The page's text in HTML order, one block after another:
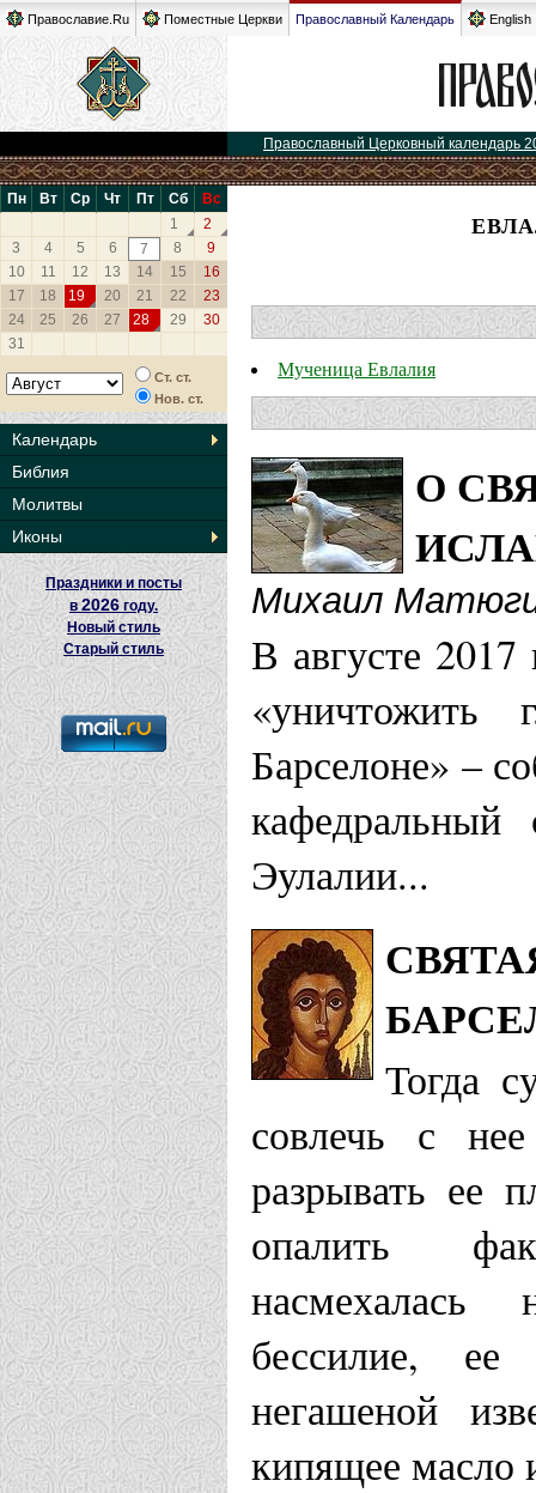
Православие.Ru Поместные Церкви Православный Календарь English
Православный Церковный календарь
Пн Вт Ср Чт Пт Сб
Вс
1
2
3
4 5 6 7 8
9
10
11 12 13 14 15
16
17
18 19 20 21 22
23
24
25 26 27 28 29
30
31
Ст. ст.
Нов. ст.
Календарь
Библия
Молитвы
Иконы
Праздники и посты
в2026 году.
Новый стиль
Старый стиль
Мученица Евлалия
О
Михаил
В августе 2017
«уничтожить
Барселоне» –
Эулалии...
Тогда
совлечь с
разрывать ее
опалить
бессилие,
негашеной
кипящее масло